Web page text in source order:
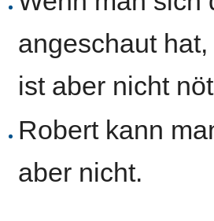
angeschaut
ist aber nicht
Robert kann
aber nicht.